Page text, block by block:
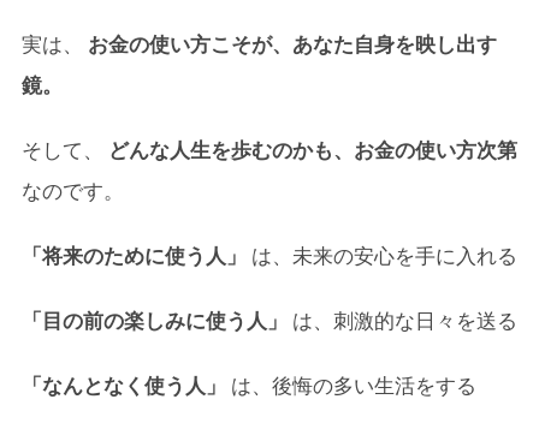
実は、 お金の使い方こそが、あなた自身を映し出す
鏡。
そして、 どんな人生を歩むのかも、お金の使い方次第
なのです。
「将来のために使う人」 は、未来の安心を手に入れる
「目の前の楽しみに使う人」 は、刺激的な日々を送る
「なんとなく使う人」 は、後悔の多い生活をする